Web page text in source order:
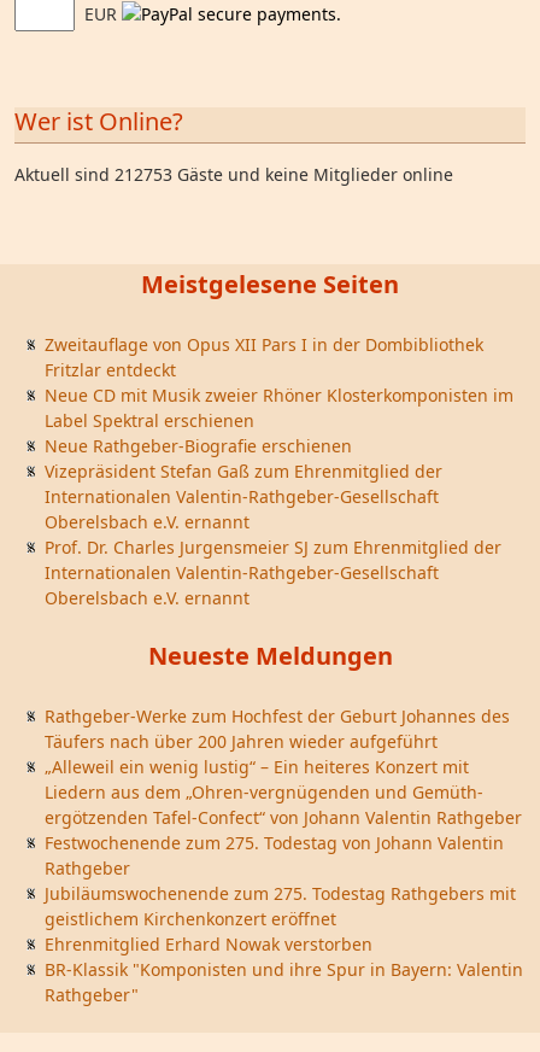
EUR
Wer ist Online?
Aktuell sind 212753 Gäste und keine Mitglieder online
Meistgelesene Seiten
Zweitauflage von Opus XII Pars I in der Dombibliothek
Fritzlar entdeckt
Neue CD mit Musik zweier Rhöner Klosterkomponisten im
Label Spektral erschienen
Neue Rathgeber-Biografie erschienen
Vizepräsident Stefan Gaß zum Ehrenmitglied der
Internationalen Valentin-Rathgeber-Gesellschaft
Oberelsbach e.V. ernannt
Prof. Dr. Charles Jurgensmeier SJ zum Ehrenmitglied der
Internationalen Valentin-Rathgeber-Gesellschaft
Oberelsbach e.V. ernannt
Neueste Meldungen
Rathgeber-Werke zum Hochfest der Geburt Johannes des
Täufers nach über 200 Jahren wieder aufgeführt
„Alleweil ein wenig lustig“ – Ein heiteres Konzert mit
Liedern aus dem „Ohren-vergnügenden und Gemüth-
ergötzenden Tafel-Confect“ von Johann Valentin Rathgeber
Festwochenende zum 275. Todestag von Johann Valentin
Rathgeber
Jubiläumswochenende zum 275. Todestag Rathgebers mit
geistlichem Kirchenkonzert eröffnet
Ehrenmitglied Erhard Nowak verstorben
BR-Klassik "Komponisten und ihre Spur in Bayern: Valentin
Rathgeber"